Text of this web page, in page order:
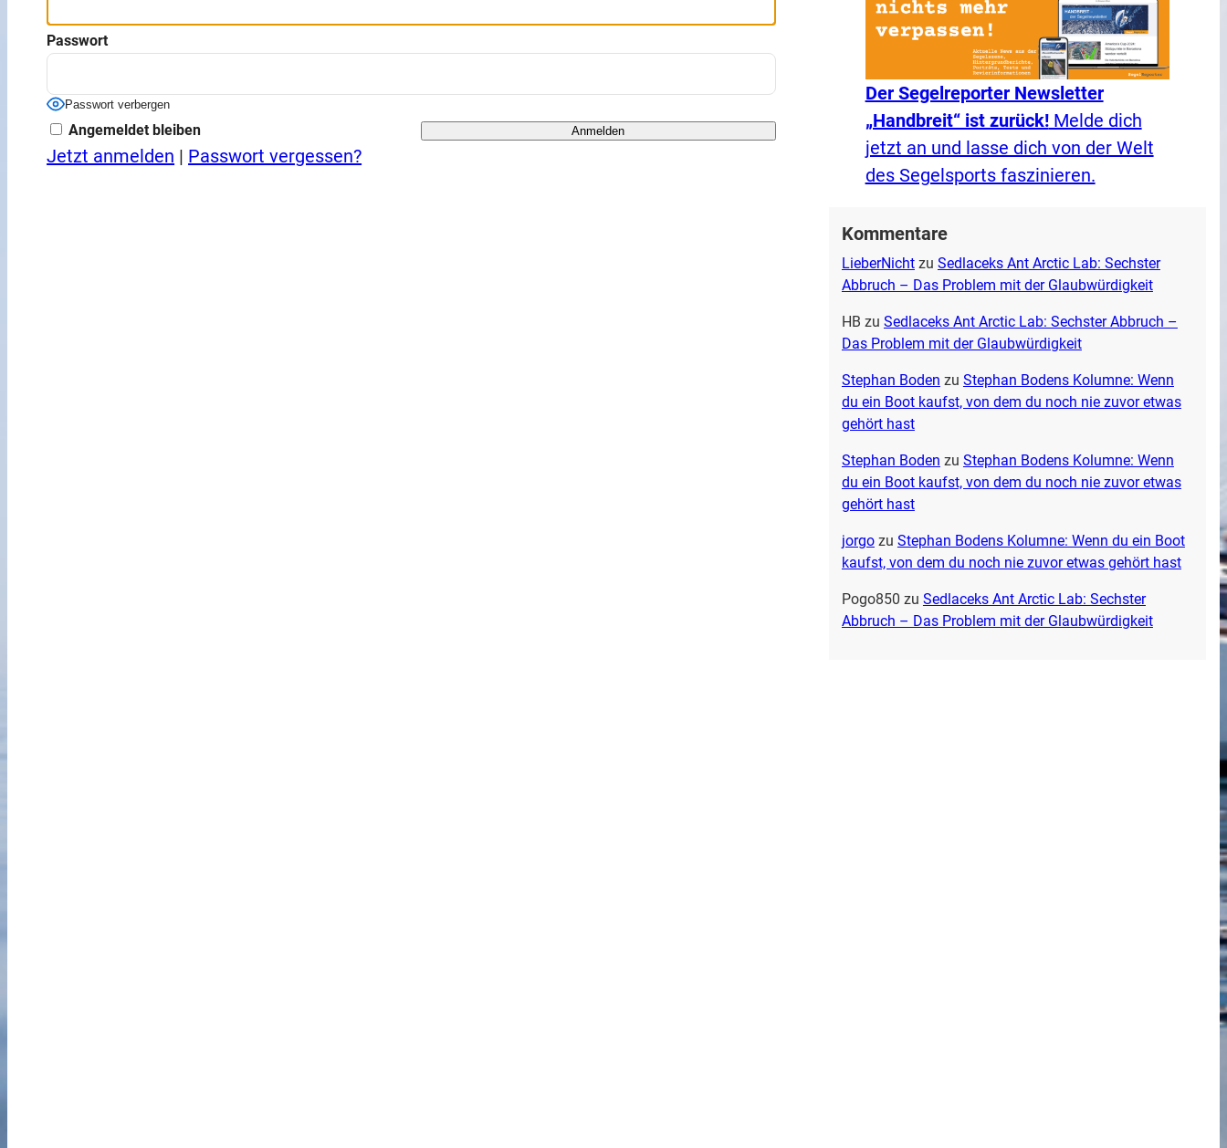
Passwort
Passwort verbergen
Angemeldet bleiben
Jetzt anmelden | Passwort vergessen?
Der Segelreporter Newsletter
„Handbreit“ ist zurück!Melde dich
jetzt an und lasse dich von der Welt
des Segelsports faszinieren.
Kommentare
LieberNichtzu Sedlaceks Ant Arctic Lab: Sechster
Abbruch – Das Problem mit der Glaubwürdigkeit
HB zu Sedlaceks Ant Arctic Lab: Sechster Abbruch –
Das Problem mit der Glaubwürdigkeit
Stephan Boden zu Stephan Bodens Kolumne: Wenn
du ein Boot kaufst, von dem du noch nie zuvor etwas
gehört hast
Stephan Boden zu Stephan Bodens Kolumne: Wenn
du ein Boot kaufst, von dem du noch nie zuvor etwas
gehört hast
jorgozu Stephan Bodens Kolumne: Wenn du ein Boot
kaufst, von dem du noch nie zuvor etwas gehört hast
Pogo850 zu Sedlaceks Ant Arctic Lab: Sechster
Abbruch – Das Problem mit der Glaubwürdigkeit